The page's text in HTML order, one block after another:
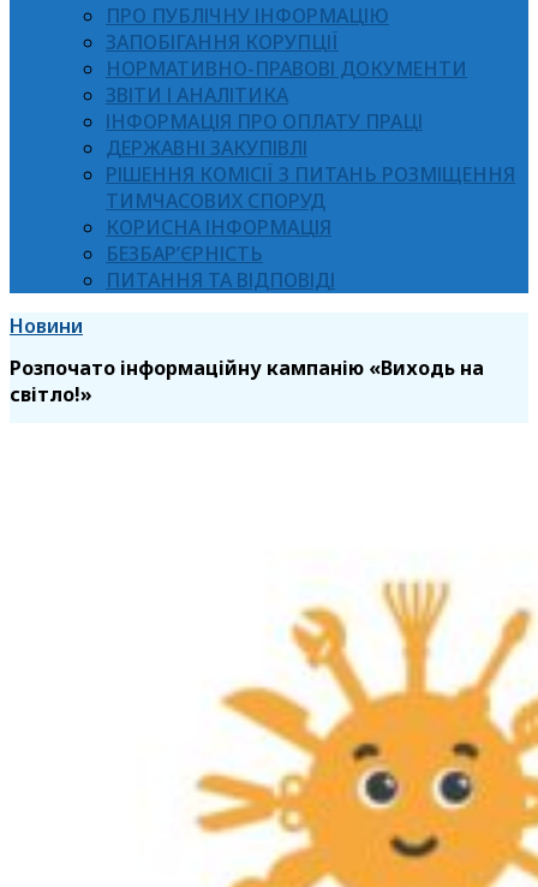
ПРО ПУБЛІЧНУ ІНФОРМАЦІЮ
ЗАПОБІГАННЯ КОРУПЦІЇ
НОРМАТИВНО-ПРАВОВІ ДОКУМЕНТИ
ЗВІТИ І АНАЛІТИКА
ІНФОРМАЦІЯ ПРО ОПЛАТУ ПРАЦІ
ДЕРЖАВНІ ЗАКУПІВЛІ
РІШЕННЯ КОМІСІЇ З ПИТАНЬ РОЗМІЩЕННЯ
ТИМЧАСОВИХ СПОРУД
КОРИСНА ІНФОРМАЦІЯ
БЕЗБАР’ЄРНІСТЬ
ПИТАННЯ ТА ВІДПОВІДІ
Новини
Розпочато інформаційну кампанію «Виходь на
світло!»